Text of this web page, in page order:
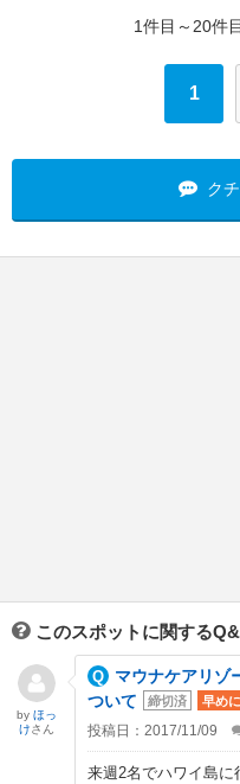
1件目～20件
1
ク
このスポットに関する
マウナケアリゾ
ついて
締切済 早めに
投稿日：2017/11/09
来週2名でハワイ島に
byほっ
けさん